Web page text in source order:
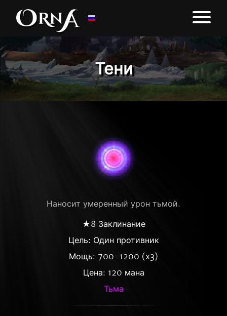
Тени
Наносит умеренный урон тьмой.
★8 Заклинание
Цель: Один противник
Мощь: 700-1200 (x3)
Цена: 120 мана
Тьма